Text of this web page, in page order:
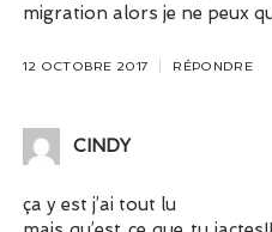
migration alors je ne peux
12 OCTOBRE 2017 RÉPONDRE
CINDY
ça y est j’ai tout lu